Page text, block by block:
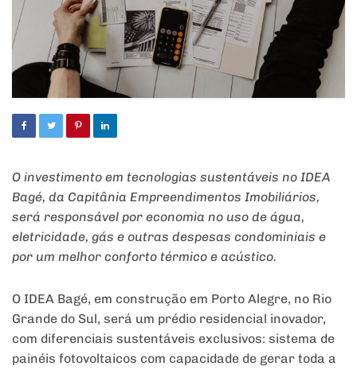
O investimento em tecnologias sustentáveis no IDEA
Bagé, da Capitânia Empreendimentos Imobiliários,
será responsável por economia no uso de água,
eletricidade, gás e outras despesas condominiais e
por um melhor conforto térmico e acústico.
O IDEA Bagé, em construção em Porto Alegre, no Rio
Grande do Sul, será um prédio residencial inovador,
com diferenciais sustentáveis exclusivos: sistema de
painéis fotovoltaicos com capacidade de gerar toda a